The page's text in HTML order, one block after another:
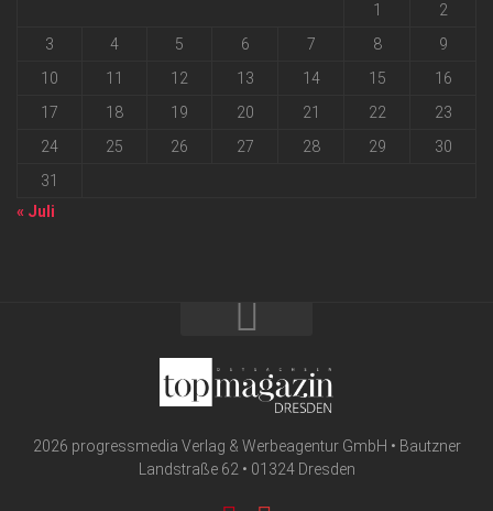
1
2
3
4 5 6 7 8
9
10
11 12 13 14 15
16
17
18 19 20 21 22
23
24
25 26 27 28 29
30
31
« Juli
2026 progressmedia Verlag & Werbeagentur GmbH • Bautzner
Landstraße 62 • 01324 Dresden